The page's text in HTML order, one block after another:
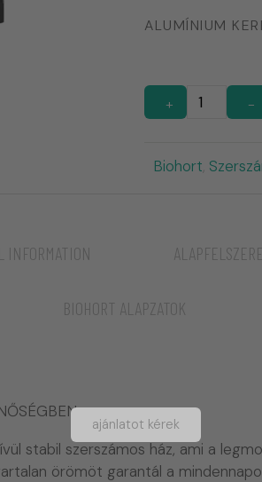
ALUMÍNIUM
+ -
Biohort
INFORMATION
BIOHORT ALAPZATOK
stabil szerszámos ház, ami a
örömöt garantál a
ajánlatot kérek